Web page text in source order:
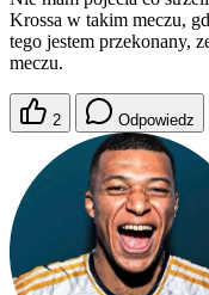
Krossa w takim meczu,
tego jestem przekonany,
meczu.
2 Odpowiedz